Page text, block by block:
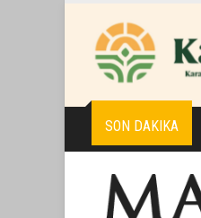
SON DAKIKA